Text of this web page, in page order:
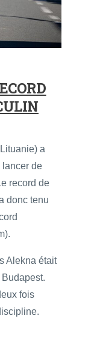
a
lancer de
record de
donc tenu
Alekna était
fois